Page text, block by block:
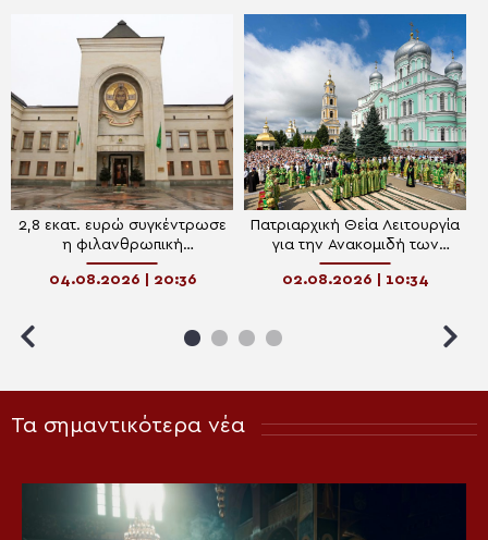
2,8 εκατ. ευρώ συγκέντρωσε
η φιλανθρωπική
διαδικτυακή πλατφόρμα του
Πατριαρχείου Μόσχας
04.08.2026 | 20:36
Πατριαρχική Θεία Λειτουργία
για την Ανακομιδή των
Λειψάνων του Οσίου
Σεραφείμ του Σαρώφ
02.08.2026 | 10:34
Τα σημαντικότερα νέα